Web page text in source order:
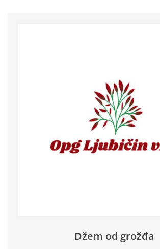
Džem od grožđa